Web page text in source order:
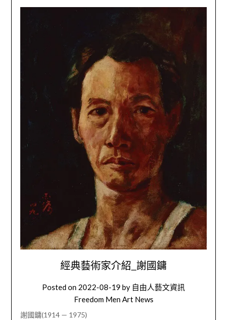
經典藝術家介紹_謝國鏞
Posted on 2022-08-19 by 自由人藝文資訊
Freedom Men Art News
謝國鏞(1914 — 1975)